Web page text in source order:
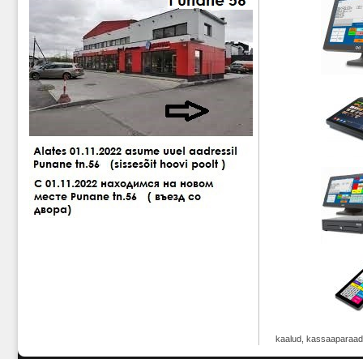
kaalud,